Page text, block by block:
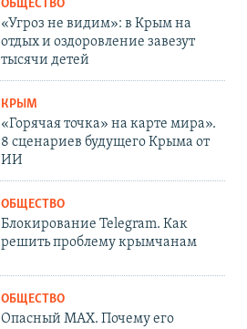
ОБЩЕСТВО
«Угроз не видим»: в Крым на
отдых и оздоровление завезут
тысячи детей
КРЫМ
«Горячая точка» на карте мира».
8 сценариев будущего Крыма от
ИИ
ОБЩЕСТВО
Блокирование Telegram. Как
решить проблему крымчанам
ОБЩЕСТВО
Опасный MAX. Почему его